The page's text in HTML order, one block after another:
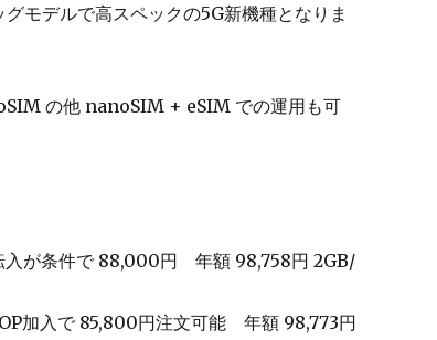
モデルで高スペックの5G新機種となりま
の他 nanoSIM + eSIM での運用も可
入が条件で 88,000円 年額 98,758円 2GB/
加入で 85,800円注文可能 年額 98,773円